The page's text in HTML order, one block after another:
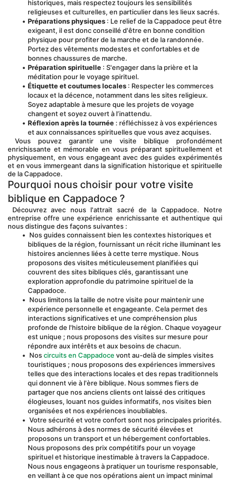
historiques, mais respectez toujours les sensibilités
religieuses et culturelles, en particulier dans les lieux sacrés.
Préparations physiques : Le relief de la Cappadoce peut être
exigeant, il est donc conseillé d'être en bonne condition
physique pour profiter de la marche et de la randonnée.
Portez des vêtements modestes et confortables et de
bonnes chaussures de marche.
Préparation spirituelle : S'engager dans la prière et la
méditation pour le voyage spirituel.
Étiquette et coutumes locales : Respecter les commerces
locaux et la décence, notamment dans les sites religieux.
Soyez adaptable à mesure que les projets de voyage
changent et soyez ouvert à l’inattendu.
Réflexion après la tournée : réfléchissez à vos expériences
et aux connaissances spirituelles que vous avez acquises.
enrichissante et mémorable en vous préparant spirituellement et
physiquement, en vous engageant avec des guides expérimentés
et en vous immergeant dans la signification historique et spirituelle
de la Cappadoce.
Pourquoi nous choisir pour votre visite
biblique en Cappadoce ?
entreprise offre une expérience enrichissante et authentique qui
nous distingue des façons suivantes :
Nos guides connaissent bien les contextes historiques et
bibliques de la région, fournissant un récit riche illuminant les
histoires anciennes liées à cette terre mystique. Nous
proposons des visites méticuleusement planifiées qui
couvrent des sites bibliques clés, garantissant une
exploration approfondie du patrimoine spirituel de la
Cappadoce.
Nous limitons la taille de notre visite pour maintenir une
expérience personnelle et engageante. Cela permet des
interactions significatives et une compréhension plus
profonde de l'histoire biblique de la région. Chaque voyageur
est unique ; nous proposons des visites sur mesure pour
répondre aux intérêts et aux besoins de chacun.
Nos circuits en Cappadoce vont au-delà de simples visites
touristiques ; nous proposons des expériences immersives
telles que des interactions locales et des repas traditionnels
qui donnent vie à l'ère biblique. Nous sommes fiers de
partager que nos anciens clients ont laissé des critiques
élogieuses, louant nos guides informatifs, nos visites bien
organisées et nos expériences inoubliables.
Votre sécurité et votre confort sont nos principales priorités.
Nous adhérons à des normes de sécurité élevées et
proposons un transport et un hébergement confortables.
Nous proposons des prix compétitifs pour un voyage
spirituel et historique inestimable à travers la Cappadoce.
Nous nous engageons à pratiquer un tourisme responsable,
en veillant à ce que nos opérations aient un impact minimal